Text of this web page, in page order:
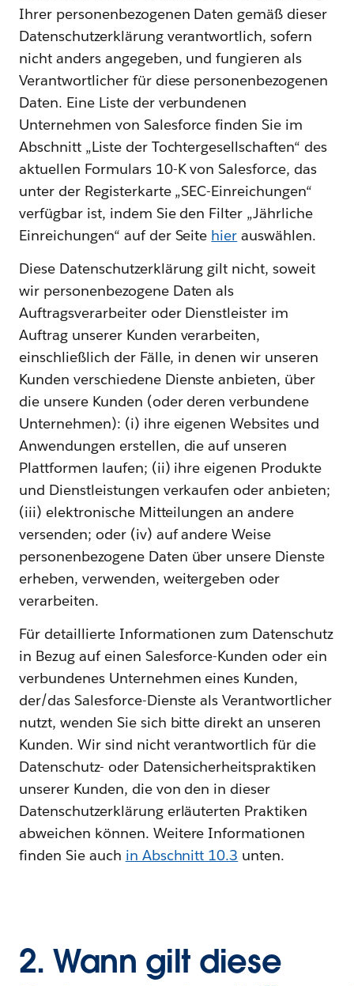
Ihrer personenbezogenen Daten gemäß dieser
Datenschutzerklärung verantwortlich, sofern
nicht anders angegeben, und fungieren als
Verantwortlicher für diese personenbezogenen
Daten. Eine Liste der verbundenen
Unternehmen von Salesforce finden Sie im
Abschnitt „Liste der Tochtergesellschaften“ des
aktuellen Formulars 10-K von Salesforce, das
unter der Registerkarte „SEC-Einreichungen“
verfügbar ist, indem Sie den Filter „Jährliche
Einreichungen“ auf der Seite hier auswählen.
Diese Datenschutzerklärung gilt nicht, soweit
wir personenbezogene Daten als
Auftragsverarbeiter oder Dienstleister im
Auftrag unserer Kunden verarbeiten,
einschließlich der Fälle, in denen wir unseren
Kunden verschiedene Dienste anbieten, über
die unsere Kunden (oder deren verbundene
Unternehmen): (i) ihre eigenen Websites und
Anwendungen erstellen, die auf unseren
Plattformen laufen; (ii) ihre eigenen Produkte
und Dienstleistungen verkaufen oder anbieten;
(iii) elektronische Mitteilungen an andere
versenden; oder (iv) auf andere Weise
personenbezogene Daten über unsere Dienste
erheben, verwenden, weitergeben oder
verarbeiten.
Für detaillierte Informationen zum Datenschutz
in Bezug auf einen Salesforce-Kunden oder ein
verbundenes Unternehmen eines Kunden,
der/das Salesforce-Dienste als Verantwortlicher
nutzt, wenden Sie sich bitte direkt an unseren
Kunden. Wir sind nicht verantwortlich für die
Datenschutz- oder Datensicherheitspraktiken
unserer Kunden, die von den in dieser
Datenschutzerklärung erläuterten Praktiken
abweichen können. Weitere Informationen
finden Sie auch in Abschnitt 10.3 unten.
2. Wann gilt diese